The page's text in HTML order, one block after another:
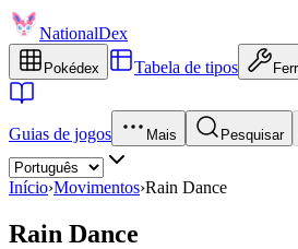
NationalDex
Pokédex Tabela de tipos
Guias de jogos Mais Pesquisar
Início›Movimentos›Rain Dance
Rain Dance